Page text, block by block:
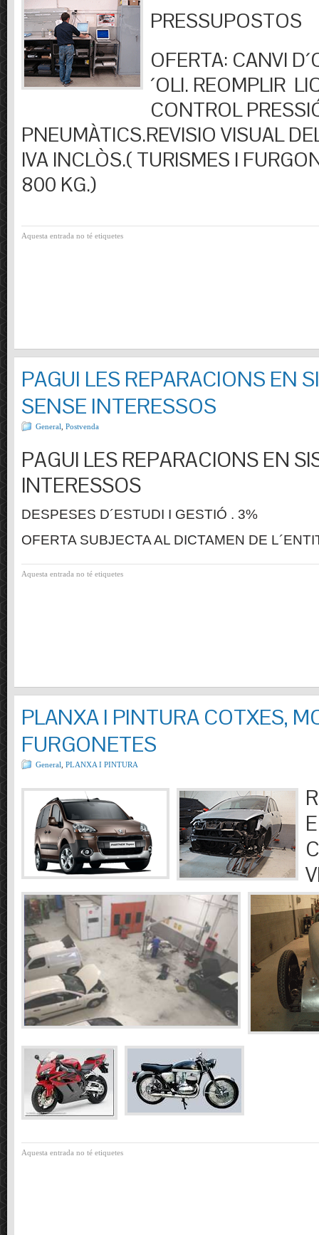
PRESSUPOSTOS
OFERTA: CANVI
´OLI. REOMPLIR
CONTROL
PNEUMÀTICS.REVISIO VISUAL
IVA INCLÒS.( TURISMES I
800 KG.)
Aquesta entrada no té etiquetes
PAGUI LES REPARACIONS EN
SENSE INTERESSOS
General Postvenda
PAGUI LES REPARACIONS EN
INTERESSOS
DESPESES D´ESTUDI I GESTIÓ . 3%
OFERTA SUBJECTA AL DICTAMEN DE
Aquesta entrada no té etiquetes
PLANXA I PINTURA COTXES,
FURGONETES
General PLANXA I PINTURA
Aquesta entrada no té etiquetes